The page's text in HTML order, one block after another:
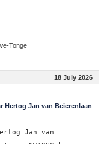
Tonge
18 July 2026
Hertog Jan van Beierenlaan
Jan van